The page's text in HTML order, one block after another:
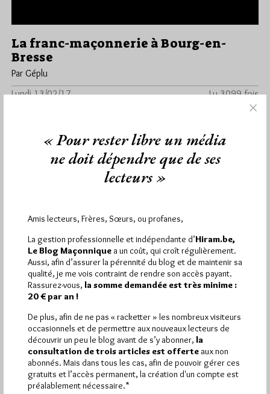
La franc-maçonnerie à Bourg-en-
Bresse
Par Géplu
Lundi 13/02/17
Lu 3099 fois
conscience travaille sur l’œuvre…
Edition 2 commentaires
2 608 pagesont été lues (Source : Pirsch.io)
Plus d’informations
Abonnement aux Newsletters - RSS
« Pour rester libre un média
ne doit dépendre que de ses
lecteurs »
Amis lecteurs, Frères, Sœurs, ou profanes,
La gestion professionnelle et indépendante d’Hiram.be,
Le Blog Maçonnique a un coût, qui croît régulièrement.
Aussi, afin d’assurer la pérennité du blog et de maintenir sa
qualité, je me vois contraint de rendre son accès payant.
Rassurez-vous, la somme demandée est très minime :
20 € par an !
De plus, afin de ne pas « racketter » les nombreux visiteurs
occasionnels et de permettre aux nouveaux lecteurs de
découvrir un peu le blog avant de s’y abonner, la
consultation de trois articles est offerte aux non
abonnés. Mais dans tous les cas, afin de pouvoir gérer ces
gratuits et l’accès permanent, la création d'un compte est
préalablement nécessaire.*